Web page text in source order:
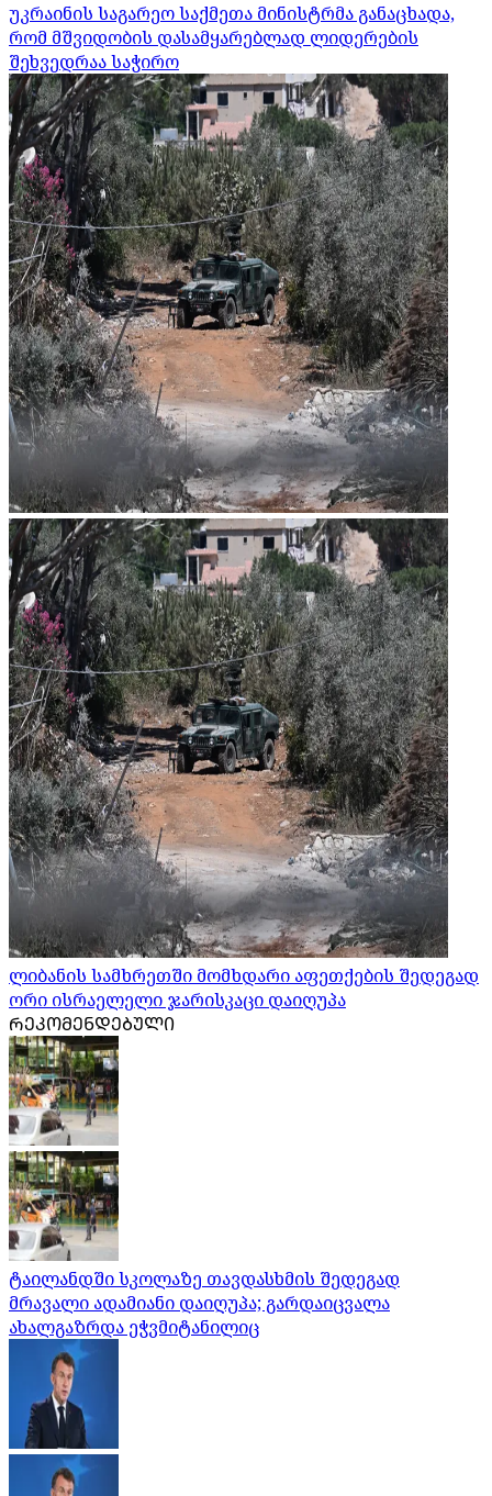
უკრაინის საგარეო საქმეთა მინისტრმა განაცხადა,
რომ მშვიდობის დასამყარებლად ლიდერების
შეხვედრაა საჭირო
ლიბანის სამხრეთში მომხდარი აფეთქების შედეგად
ორი ისრაელელი ჯარისკაცი დაიღუპა
ᲠᲔᲙᲝᲛᲔᲜᲓᲔᲑᲣᲚᲘ
ტაილანდში სკოლაზე თავდასხმის შედეგად
მრავალი ადამიანი დაიღუპა; გარდაიცვალა
ახალგაზრდა ეჭვმიტანილიც